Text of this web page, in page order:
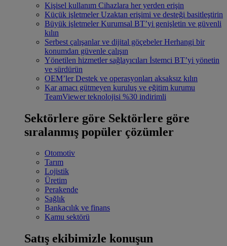
Kişisel kullanım Cihazlara her yerden erişin
Küçük işletmeler Uzaktan erişimi ve desteği basitleştirin
Büyük işletmeler Kurumsal BT’yi genişletin ve güvenli
kılın
Serbest çalışanlar ve dijital göçebeler Herhangi bir
konumdan güvenle çalışın
Yönetilen hizmetler sağlayıcıları İstemci BT’yi yönetin
ve sürdürün
OEM’ler Destek ve operasyonları aksaksız kılın
Kar amacı gütmeyen kuruluş ve eğitim kurumu
TeamViewer teknolojisi %30 indirimli
Sektörlere göre Sektörlere göre
sıralanmış popüler çözümler
Otomotiv
Tarım
Lojistik
Üretim
Perakende
Sağlık
Bankacılık ve finans
Kamu sektörü
Satış ekibimizle konuşun